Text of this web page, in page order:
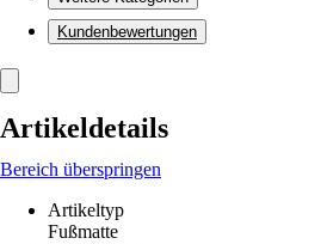
Kundenbewertungen
Artikeldetails
Bereich überspringen
Artikeltyp
Fußmatte